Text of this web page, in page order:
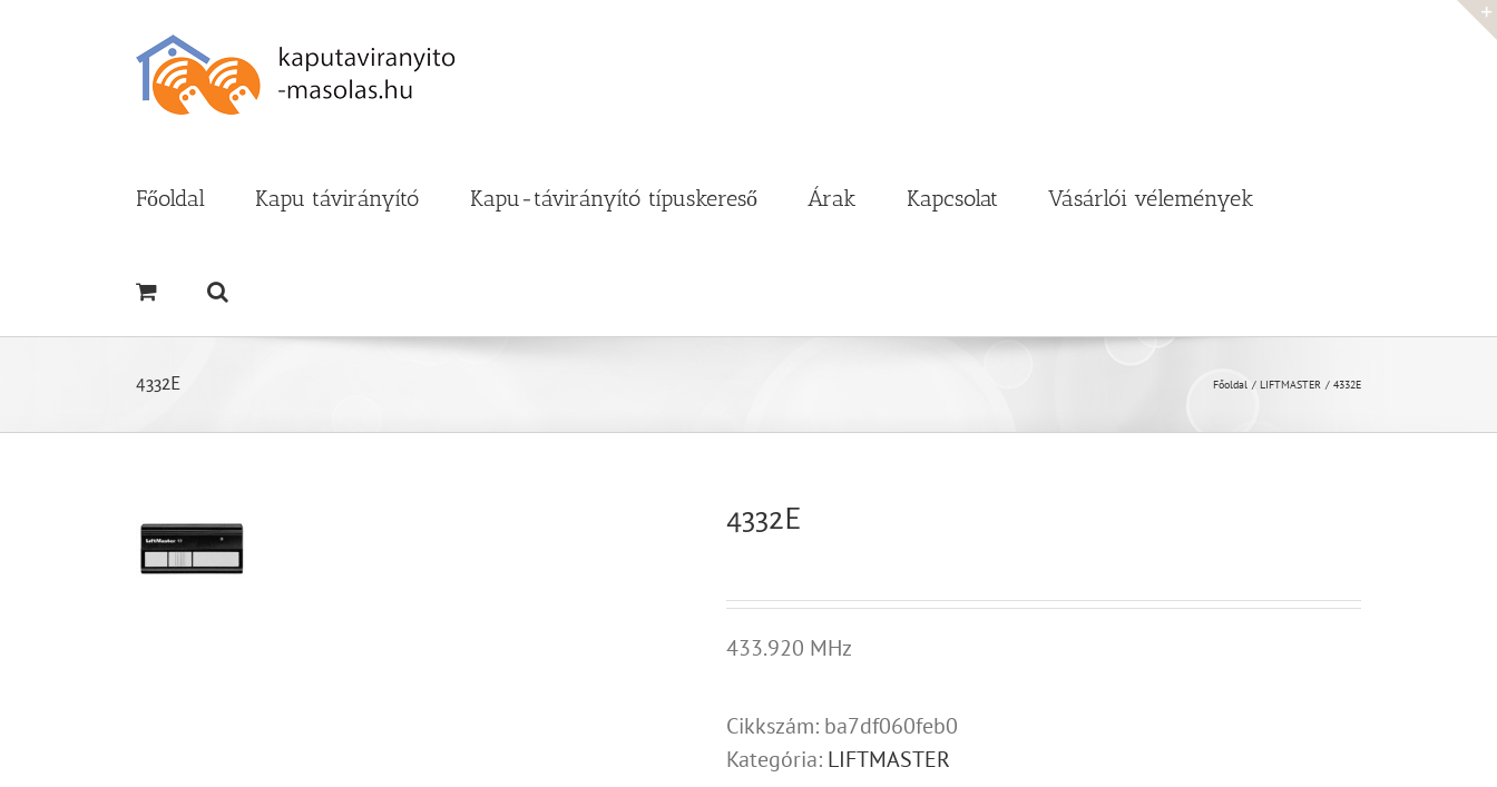
Főoldal Kapu távirányító Kapu-távirányító típuskereső Árak Kapcsolat Vásárlói vélemények
4332E Főoldal LIFTMASTER 4332E
4332E
433.920 MHz
Cikkszám: ba7df060feb0
Kategória: LIFTMASTER